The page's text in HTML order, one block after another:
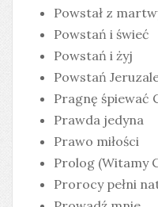
Powstał z
Powstań i świeć
Powstań i żyj
Powstań
Pragnę śpiewać
Prawda jedyna
Prawo miłości
Prolog (Witamy
Prorocy pełni